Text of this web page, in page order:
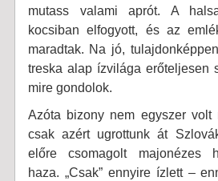
mutass valami aprót. A
kocsiban elfogyott, és az
maradtak. Na jó,
treska alap ízvilága erőteljesen
mire gondolok.
Azóta bizony nem egyszer
csak azért ugrottunk át
előre csomagolt majonézes
haza. „Csak” ennyire ízlett –